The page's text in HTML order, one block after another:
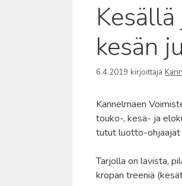
kesän
6.4.2019 kirjoittaja
Kannelmäen
touko-, kesä- ja
tutut luotto-ohjaajat
Tarjolla on lavista,
kropan treeniä